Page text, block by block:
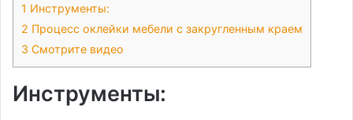
1 Инструменты:
2 Процесс оклейки мебели с закругленным краем
3 Смотрите видео
Инструменты: